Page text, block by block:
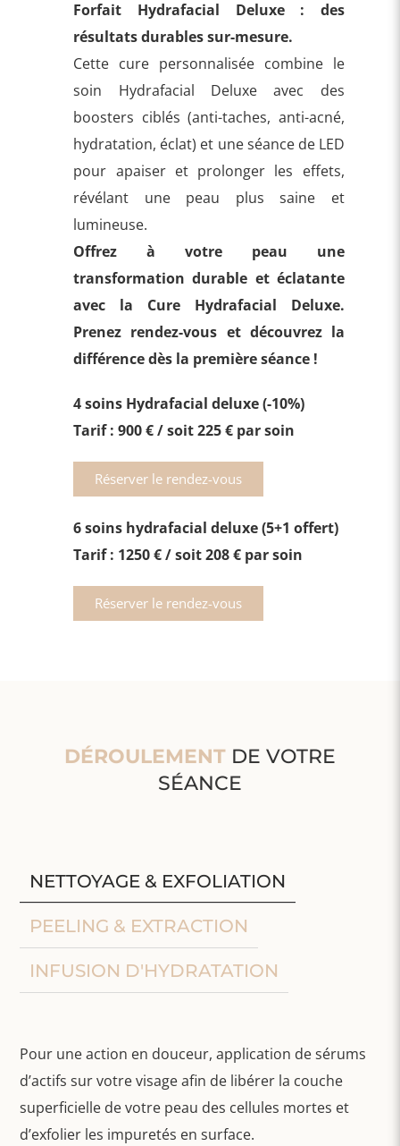
Forfait Hydrafacial Deluxe : des
résultats durables sur-mesure.
Cette cure personnalisée combine le
soin Hydrafacial Deluxe avec des
boosters ciblés (anti-taches, anti-acné,
hydratation, éclat) et une séance de LED
pour apaiser et prolonger les effets,
révélant une peau plus saine et
lumineuse.
Offrez à votre peau une
transformation durable et éclatante
avec la Cure Hydrafacial Deluxe.
Prenez rendez-vous et découvrez la
différence dès la première séance !
4 soins Hydrafacial deluxe (-10%)
Tarif : 900 € / soit 225 € par soin
Réserver le rendez-vous
6 soins hydrafacial deluxe (5+1 offert)
Tarif : 1250 € / soit 208 € par soin
Réserver le rendez-vous
DÉROULEMENT DE VOTRE
SÉANCE
NETTOYAGE & EXFOLIATION
PEELING & EXTRACTION
INFUSION D'HYDRATATION
Pour une action en douceur, application de sérums
d’actifs sur votre visage afin de libérer la couche
superficielle de votre peau des cellules mortes et
d’exfolier les impuretés en surface.